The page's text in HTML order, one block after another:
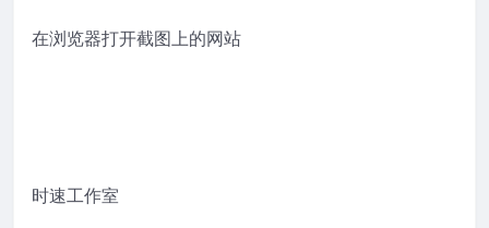
在浏览器打开截图上的网站
时速工作室